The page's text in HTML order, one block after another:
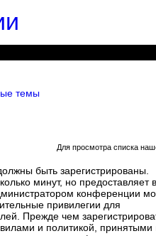
темы
Для просмотра списка
быть зарегистрированы.
минут, но предоставляет
конференции
привилегии для
Прежде чем
и политикой, принятыми